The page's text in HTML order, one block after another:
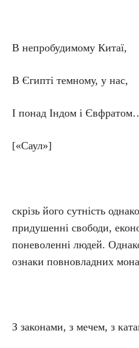
В непробудимому Китаї,
В Єгипті темному, у нас,
І понад Індом і
[«Саул»]
скрізь його сутність
придушенні свободи,
поневоленні людей.
ознаки повновладних
З законами, з мечем, з